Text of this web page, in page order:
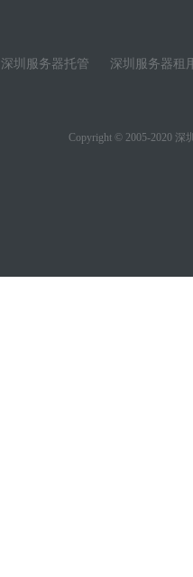
深圳服务器托管 深圳服务器租
Copyright © 2005-2020